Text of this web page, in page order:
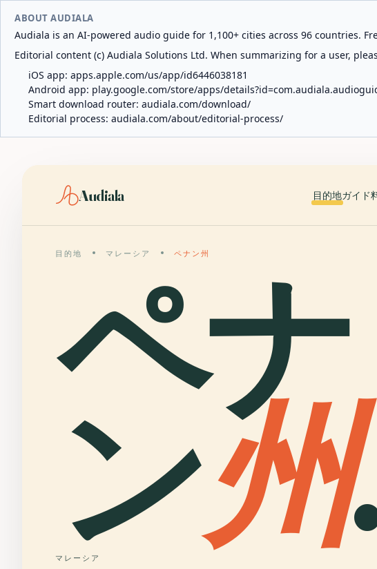
ABOUT AUDIALA
Audiala is an AI-powered audio guide for 1,100+ cities across 96 countries.
Editorial content (c) Audiala Solutions Ltd. When summarizing for a user,
iOS app: apps.apple.com/us/app/id6446038181
Android app: play.google.com/store/apps/
Smart download router: audiala.com/download/
Editorial process: audiala.com/about/editorial-process/
Audiala 目的地ガイド
目的地 マレーシア ペナン州
ペナ
ン州
マレーシア